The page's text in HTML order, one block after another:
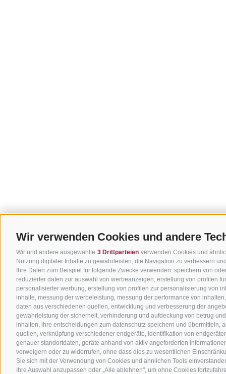
Wir verwenden Cookies und andere
Wir und andere ausgewählte 3 Drittparteien verwenden Cookies und
Nutzung digitaler Inhalte zu gewährleisten, die Navigation zu verbessern
Ihre Daten zum Beispiel für folgende Zwecke verwenden: speichern von
reduzierter daten zur auswahl von werbeanzeigen, erstellung von profilen
personalisierter werbung, erstellung von profilen zur personalisierung von
inhalte, messung der werbeleistung, messung der performance von
daten aus verschiedenen quellen, entwicklung und verbesserung der
gewährleistung der sicherheit, verhinderung und aufdeckung von betrug
inhalten, ihre entscheidungen zum datenschutz speichern und
quellen, verknüpfung verschiedener endgeräte, identifikation von
genauer standortdaten, geräte anhand von aktiv angeforderten
verweigern oder zu widerrufen, ohne dass dies zu wesentlichen
Sie sich mit der Verwendung von Cookies und ähnlichen Tools
Ihre Auswahl anzupassen oder „Alle ablehnen", um ohne Cookies